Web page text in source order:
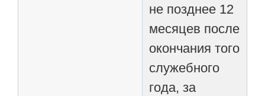
не позднее 12
месяцев после
окончания того
служебного
года, за